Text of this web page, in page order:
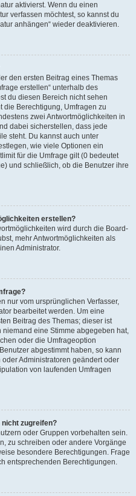
aktivierst. Wenn du einen
verfassen möchtest, so kannst du
anhängen“ wieder deaktivieren.
den ersten Beitrag eines Themas
erstellen“ unterhalb des
du diesen Bereich nicht sehen
die Berechtigung, Umfragen zu
zwei Antwortmöglichkeiten in
dabei sicherstellen, dass jede
steht. Du kannst auch unter
wie viele Optionen ein
für die Umfrage gilt (0 bedeutet
und schließlich, ob die Benutzer ihre
erstellen?
wird durch die Board-
mehr Antwortmöglichkeiten als
Administrator.
nur vom ursprünglichen Verfasser,
bearbeitet werden. Um eine
Beitrag des Themas; dieser ist
niemand eine Stimme abgegeben hat,
oder die Umfrageoption
abgestimmt haben, so kann
Administratoren geändert oder
von laufenden Umfragen
zugreifen?
oder Gruppen vorbehalten sein.
zu schreiben oder andere Vorgänge
besondere Berechtigungen. Frage
entsprechenden Berechtigungen.